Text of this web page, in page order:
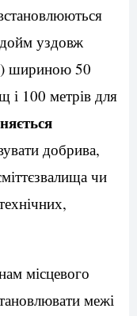
уздовж
шириною 50
і 100 метрів для
добрива,
чи
місцевого
межі